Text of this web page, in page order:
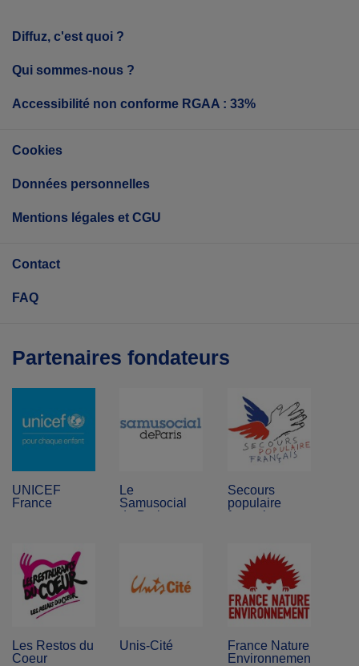
Diffuz, c'est quoi ?
Qui sommes-nous ?
Accessibilité non conforme RGAA : 33%
Cookies
Données personnelles
Mentions légales et CGU
Contact
FAQ
Partenaires fondateurs
UNICEF
France
Le
Samusocial
de Paris
Secours
populaire
français
Les Restos du
Coeur
Unis-Cité
France Nature
Environnement